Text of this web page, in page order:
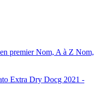
premierNom, A à Z Nom,